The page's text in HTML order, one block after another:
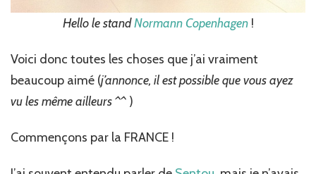
Hello le standNormann Copenhagen!
Voici donc toutes les choses que j’ai vraiment
beaucoup aimé (j’annonce, il est possible que vous ayez
vu les même ailleurs ^^ )
Commençons par la FRANCE !